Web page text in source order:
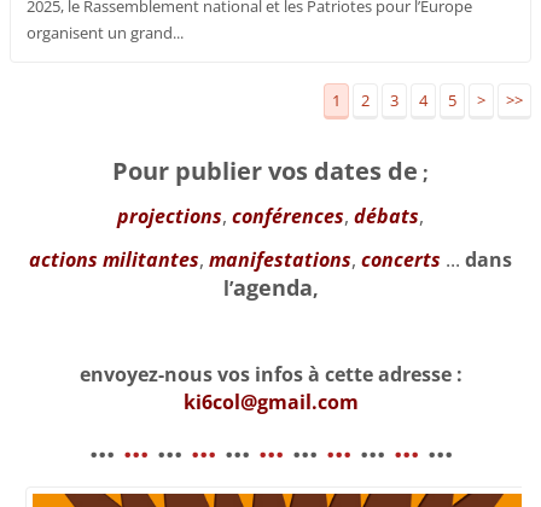
2025, le Rassemblement national et les Patriotes pour l’Europe
organisent un grand...
1 2 3 4 5 > >>
Pour publier vos dates de ;
projections, conférences, débats,
actions militantes, manifestations, concerts ... dans
l’agenda,
envoyez-nous vos infos à cette adresse :
ki6col@gmail.com
... ... ... ... ... ... ... ... ... ... ...